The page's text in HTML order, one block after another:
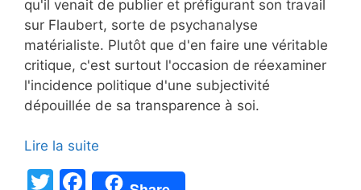
qu'il venait de publier et préfigurant son travail
sur Flaubert, sorte de psychanalyse
matérialiste. Plutôt que d'en faire une véritable
critique, c'est surtout l'occasion de réexaminer
l'incidence politique d'une subjectivité
dépouillée de sa transparence à soi.
Lire la suite
T
F